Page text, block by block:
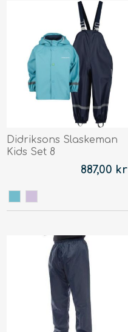
Didriksons Slaskeman
Kids Set 8
887,00 kr